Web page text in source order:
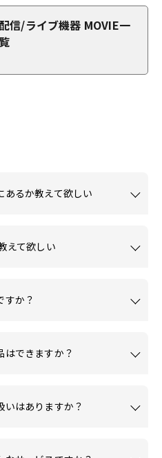
信/ライブ機器 MOVIE一
あるか教えて欲しい
えて欲しい
すか？
はできますか？
いはありますか？